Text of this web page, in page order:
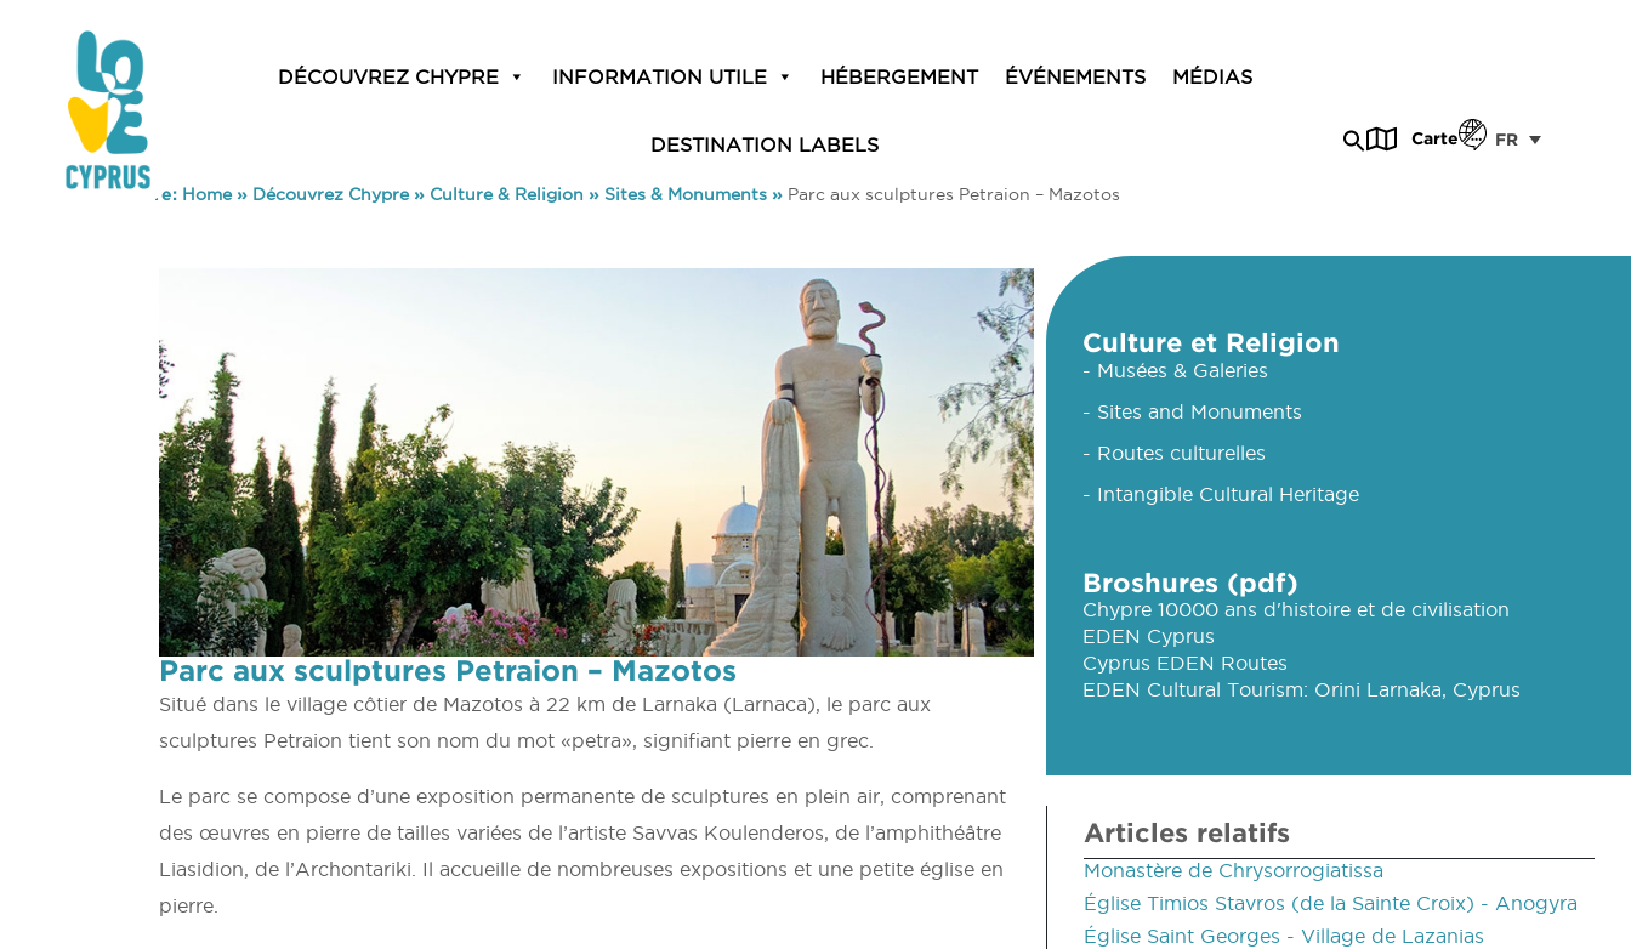
DÉCOUVREZ CHYPRE INFORMATION UTILE HÉBERGEMENT ÉVÉNEMENTS MÉDIAS
DESTINATION LABELS Carte FR
You are here: Home» Découvrez Chypre» Culture & Religion » Sites & Monuments » Parc aux sculptures Petraion – Mazotos
Parc aux sculptures Petraion – Mazotos
Situé dans le village côtier de Mazotos à 22 km de Larnaka (Larnaca), le parc aux
sculptures Petraion tient son nom du mot «petra», signifiant pierre en grec.
Le parc se compose d’une exposition permanente de sculptures en plein air, comprenant
des œuvres en pierre de tailles variées de l’artiste Savvas Koulenderos, de l’amphithéâtre
Liasidion, de l’Archontariki. Il accueille de nombreuses expositions et une petite église en
pierre.
Culture et Religion
- Musées & Galeries
- Sites and Monuments
- Routes culturelles
- Intangible Cultural Heritage
Broshures (pdf)
Chypre 10000 ans d'histoire et de civilisation
EDEN Cyprus
Cyprus EDEN Routes
EDEN Cultural Tourism: Orini Larnaka, Cyprus
Articles relatifs
Monastère de Chrysorrogiatissa
Église Timios Stavros (de la Sainte Croix) - Anogyra
Église Saint Georges - Village de Lazanias